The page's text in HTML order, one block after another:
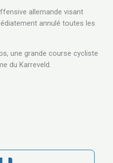
allemande visant
annulé toutes les
une grande course cycliste
du Karreveld.